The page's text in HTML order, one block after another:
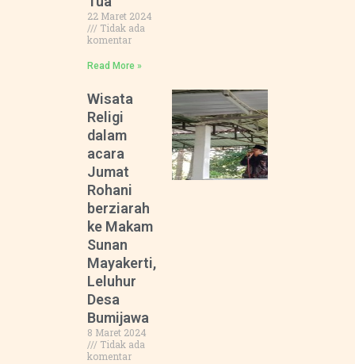
22 Maret 2024
Tidak ada
komentar
Read More »
Wisata
Religi
dalam
acara
Jumat
Rohani
berziarah
ke Makam
Sunan
Mayakerti,
Leluhur
Desa
Bumijawa
8 Maret 2024
Tidak ada
komentar